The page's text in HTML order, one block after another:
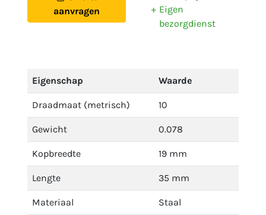
aanvragen
Eigen
bezorgdienst
Eigenschap Waarde
Draadmaat (metrisch) 10
Gewicht 0.078
Kopbreedte 19 mm
Lengte 35 mm
Materiaal Staal